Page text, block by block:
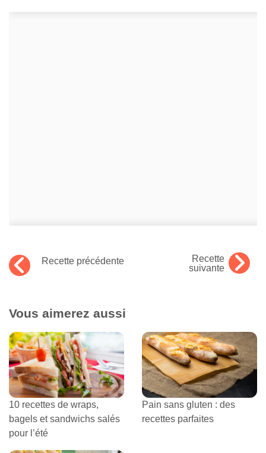
Recette précédente
Recette
suivante
Vous aimerez aussi
10 recettes de wraps,
bagels et sandwichs salés
pour l’été
Pain sans gluten : des
recettes parfaites